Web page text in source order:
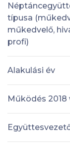
típusa
műkedvelő,
profi)
Alakulási év
Működés 2018